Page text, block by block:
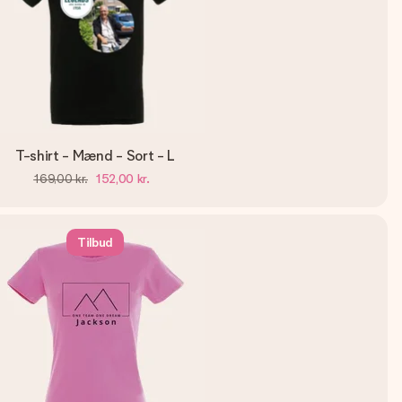
T-shirt - Mænd - Sort - L
169,00 kr. 152,00 kr.
Tilbud